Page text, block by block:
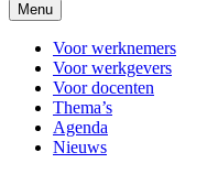
Menu
Voor werknemers
Voor werkgevers
Voor docenten
Thema’s
Agenda
Nieuws